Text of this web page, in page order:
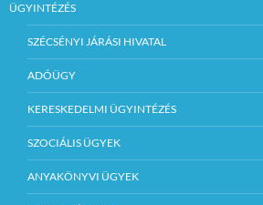
ÜGYINTÉZÉS
SZÉCSÉNYI JÁRÁSI HIVATAL
ADÓÜGY
KERESKEDELMI ÜGYINTÉZÉS
SZOCIÁLIS ÜGYEK
ANYAKÖNYVI ÜGYEK